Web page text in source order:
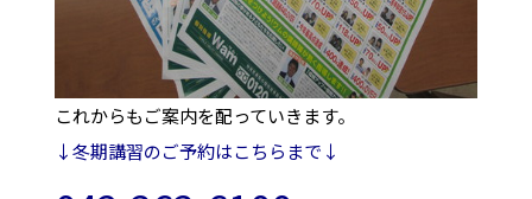
これからもご案内を配っていきます。
↓冬期講習のご予約はこちらまで↓